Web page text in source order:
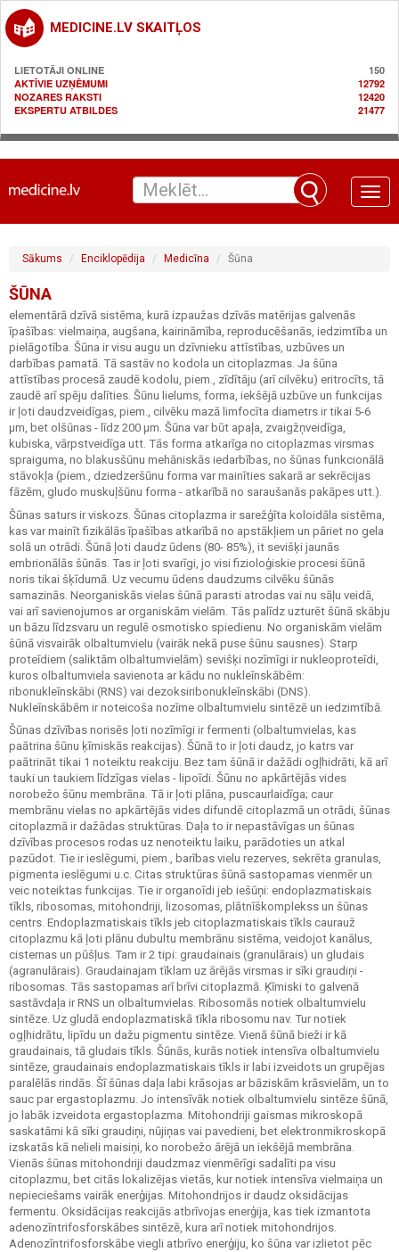
MEDICINE.LV SKAITĻOS
LIETOTĀJI ONLINE
150
AKTĪVIE UZŅĒMUMI
12792
NOZARES RAKSTI
12420
EKSPERTU ATBILDES
21477
Toggle
Sākums Enciklopēdija Medicīna Šūna
ŠŪNA
elementārā dzīvā sistēma, kurā izpaužas dzīvās matērijas galvenās
īpašības: vielmaiņa, augšana, kairināmība, reproducēšanās, iedzimtība un
pielāgotība. Šūna ir visu augu un dzīvnieku attīstības, uzbūves un
darbības pamatā. Tā sastāv no kodola un citoplazmas. Ja šūna
attīstības procesā zaudē kodolu, piem., zīdītāju (arī cilvēku) eritrocīts, tā
zaudē arī spēju dalīties. Šūnu lielums, forma, iekšējā uzbūve un funkcijas
ir ļoti daudzveidīgas, piem., cilvēku mazā limfocīta diametrs ir tikai 5-6
μm, bet olšūnas - līdz 200 μm. Šūna var būt apaļa, zvaigžņveidīga,
kubiska, vārpstveidīga utt. Tās forma atkarīga no citoplazmas virsmas
spraiguma, no blakusšūnu mehāniskās iedarbības, no šūnas funkcionālā
stāvokļa (piem., dziedzeršūnu forma var mainīties sakarā ar sekrēcijas
fāzēm, gludo muskuļšūnu forma - atkarībā no saraušanās pakāpes utt.).
Šūnas saturs ir viskozs. Šūnas citoplazma ir sarežģīta koloidāla sistēma,
kas var mainīt fizikālās īpašības atkarībā no apstākļiem un pāriet no gela
solā un otrādi. Šūnā ļoti daudz ūdens (80- 85%), it sevišķi jaunās
embrionālās šūnās. Tas ir ļoti svarīgi, jo visi fizioloģiskie procesi šūnā
noris tikai šķīdumā. Uz vecumu ūdens daudzums cilvēku šūnās
samazinās. Neorganiskās vielas šūnā parasti atrodas vai nu sāļu veidā,
vai arī savienojumos ar organiskām vielām. Tās palīdz uzturēt šūnā skābju
un bāzu līdzsvaru un regulē osmotisko spiedienu. No organiskām vielām
šūnā visvairāk olbaltumvielu (vairāk nekā puse šūnu sausnes). Starp
proteīdiem (saliktām olbaltumvielām) sevišķi nozīmīgi ir nukleoproteīdi,
kuros olbaltumviela savienota ar kādu no nukleīnskābēm:
ribonukleīnskābi (RNS) vai dezoksiribonukleīnskābi (DNS).
Nukleīnskābēm ir noteicoša nozīme olbaltumvielu sintēzē un iedzimtībā.
Šūnas dzīvības norisēs ļoti nozīmīgi ir fermenti (olbaltumvielas, kas
paātrina šūnu ķīmiskās reakcijas). Šūnā to ir ļoti daudz, jo katrs var
paātrināt tikai 1 noteiktu reakciju. Bez tam šūnā ir dažādi ogļhidrāti, kā arī
tauki un taukiem līdzīgas vielas - lipoīdi. Šūnu no apkārtējās vides
norobežo šūnu membrāna. Tā ir ļoti plāna, puscaurlaidīga; caur
membrānu vielas no apkārtējās vides difundē citoplazmā un otrādi, šūnas
citoplazmā ir dažādas struktūras. Daļa to ir nepastāvīgas un šūnas
dzīvības procesos rodas uz nenoteiktu laiku, parādoties un atkal
pazūdot. Tie ir ieslēgumi, piem., barības vielu rezerves, sekrēta granulas,
pigmenta ieslēgumi u.c. Citas struktūras šūnā sastopamas vienmēr un
veic noteiktas funkcijas. Tie ir organoīdi jeb iešūņi: endoplazmatiskais
tīkls, ribosomas, mitohondriji, lizosomas, plātnīškomplekss un šūnas
centrs. Endoplazmatiskais tīkls jeb citoplazmatiskais tīkls caurauž
citoplazmu kā ļoti plānu dubultu membrānu sistēma, veidojot kanālus,
cisternas un pūšļus. Tam ir 2 tipi: graudainais (granulārais) un gludais
(agranulārais). Graudainajam tīklam uz ārējās virsmas ir sīki graudiņi -
ribosomas. Tās sastopamas arī brīvi citoplazmā. Ķīmiski to galvenā
sastāvdaļa ir RNS un olbaltumvielas. Ribosomās notiek olbaltumvielu
sintēze. Uz gludā endoplazmatiskā tīkla ribosomu nav. Tur notiek
ogļhidrātu, lipīdu un dažu pigmentu sintēze. Vienā šūnā bieži ir kā
graudainais, tā gludais tīkls. Šūnās, kurās notiek intensīva olbaltumvielu
sintēze, graudainais endoplazmatiskais tīkls ir labi izveidots un grupējas
paralēlās rindās. Šī šūnas daļa labi krāsojas ar bāziskām krāsvielām, un to
sauc par ergastoplazmu. Jo intensīvāk notiek olbaltumvielu sintēze šūnā,
jo labāk izveidota ergastoplazma. Mitohondriji gaismas mikroskopā
saskatāmi kā sīki graudiņi, nūjiņas vai pavedieni, bet elektronmikroskopā
izskatās kā nelieli maisiņi, ko norobežo ārējā un iekšējā membrāna.
Vienās šūnas mitohondriji daudzmaz vienmērīgi sadalīti pa visu
citoplazmu, bet citās lokalizējas vietās, kur notiek intensīva vielmaiņa un
nepieciešams vairāk enerģijas. Mitohondrijos ir daudz oksidācijas
fermentu. Oksidācijas reakcijās atbrīvojas enerģija, kas tiek izmantota
adenozīntrifosforskābes sintēzē, kura arī notiek mitohondrijos.
Adenozīntrifosforskābe viegli atbrīvo enerģiju, ko šūna var izlietot pēc